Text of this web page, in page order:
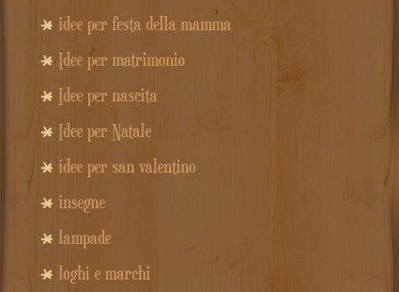
idee per festa della mamma
Idee per matrimonio
Idee per nascita
Idee per Natale
idee per san valentino
insegne
lampade
loghi e marchi